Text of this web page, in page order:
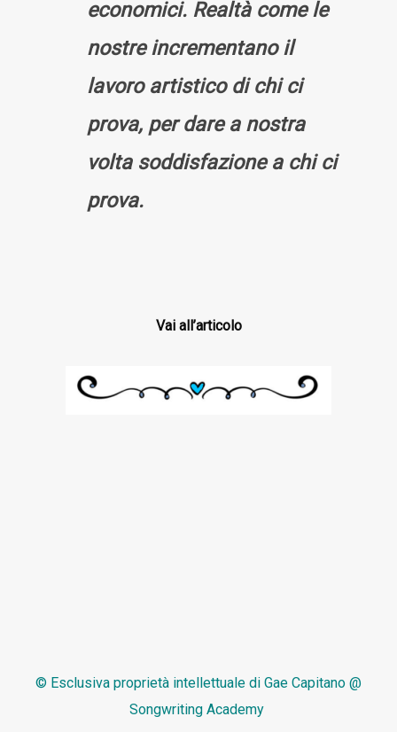
economici. Realtà come le
nostre incrementano il
lavoro artistico di chi ci
prova, per dare a nostra
volta soddisfazione a chi ci
prova.
Vai all’articolo
© Esclusiva proprietà intellettuale di Gae Capitano @
Songwriting Academy